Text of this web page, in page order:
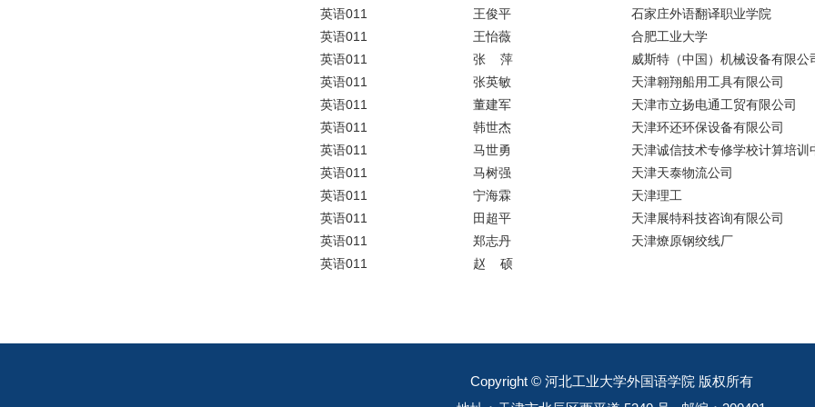
英语011 王俊平
石家庄外语翻译职业学院
英语011
王怡薇
合肥工业大学
英语011
张 萍
威斯特（中国）机械设备有限
英语011
张英敏
天津翱翔船用工具有限公司
英语011
董建军
天津市立扬电通工贸有限公司
英语011
韩世杰
天津环还环保设备有限公司
英语011
马世勇
天津诚信技术专修学校计算培训
英语011
马树强
天津天泰物流公司
英语011
宁海霖
天津理工
英语011
田超平
天津展特科技咨询有限公司
英语011
郑志丹
天津燎原钢绞线厂
英语011
赵 硕
Copyright © 河北工业大学外国语学院 版权所有